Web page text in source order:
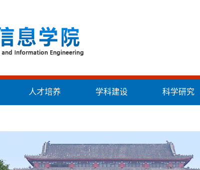
人才培养 学科建设 科学研究